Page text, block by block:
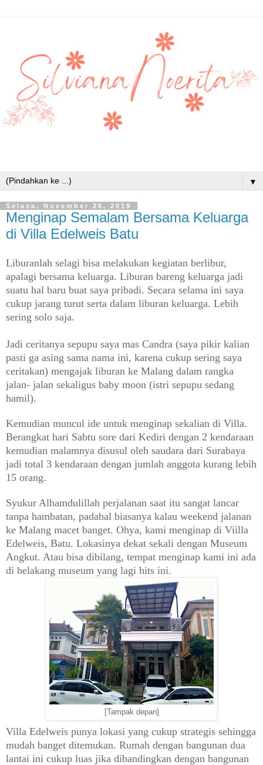
▼
Selasa, November 26, 2019
Menginap Semalam Bersama Keluarga
di Villa Edelweis Batu
Liburanlah selagi bisa melakukan kegiatan berlibur,
apalagi bersama keluarga. Liburan bareng keluarga jadi
suatu hal baru buat saya pribadi. Secara selama ini saya
cukup jarang turut serta dalam liburan keluarga. Lebih
sering solo saja.
Jadi ceritanya sepupu saya mas Candra (saya pikir kalian
pasti ga asing sama nama ini, karena cukup sering saya
ceritakan) mengajak liburan ke Malang dalam rangka
jalan- jalan sekaligus baby moon (istri sepupu sedang
hamil).
Kemudian muncul ide untuk menginap sekalian di Villa.
Berangkat hari Sabtu sore dari Kediri dengan 2 kendaraan
kemudian malamnya disusul oleh saudara dari Surabaya
jadi total 3 kendaraan dengan jumlah anggota kurang lebih
15 orang.
Syukur Alhamdulillah perjalanan saat itu sangat lancar
tanpa hambatan, padahal biasanya kalau weekend jalanan
ke Malang macet banget. Ohya, kami menginap di Viilla
Edelweis, Batu. Lokasinya dekat sekali dengan Museum
Angkut. Atau bisa dibilang, tempat menginap kami ini ada
di belakang museum yang lagi hits ini.
[Tampak depan]
Villa Edelweis punya lokasi yang cukup strategis sehingga
mudah banget ditemukan. Rumah dengan bangunan dua
lantai ini cukup luas jika dibandingkan dengan bangunan